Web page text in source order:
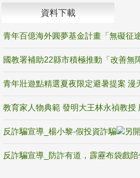
資料下載
反詐騙宣導_楊小黎-假投資詐騙